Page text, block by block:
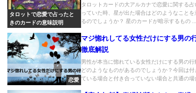
タロットで恋愛で占ったと
きのカードの意味説明
タロットカードの大アルカナで恋愛に関する占
っていた時、星が出た場合はどのようなことを
るのでしょうか？ 星のカードが暗示するもの ...
恋愛
マジ惚れしてる女性だけにする男の
徹底解説
男性が本当に惚れている女性だけにする男の行
どのようなものがあるのでしょうか？今回は付
ている場合と付き合っていない場合と共通の場